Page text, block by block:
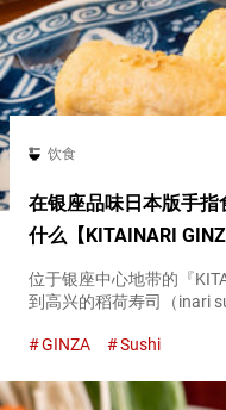
饮食
在银座品味日本版手
什么【KITAINARI
位于银座中心地带的『
到高兴的稻荷寿司（inari
统饮料甘酒融入...
GINZA Sushi